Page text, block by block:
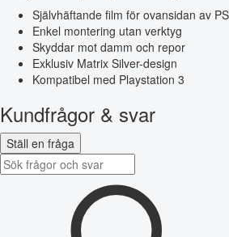
Självhäftande film för ovansidan av
Enkel montering utan verktyg
Skyddar mot damm och repor
Exklusiv Matrix Silver-design
Kompatibel med Playstation 3
Kundfrågor & svar
Ställ en fråga